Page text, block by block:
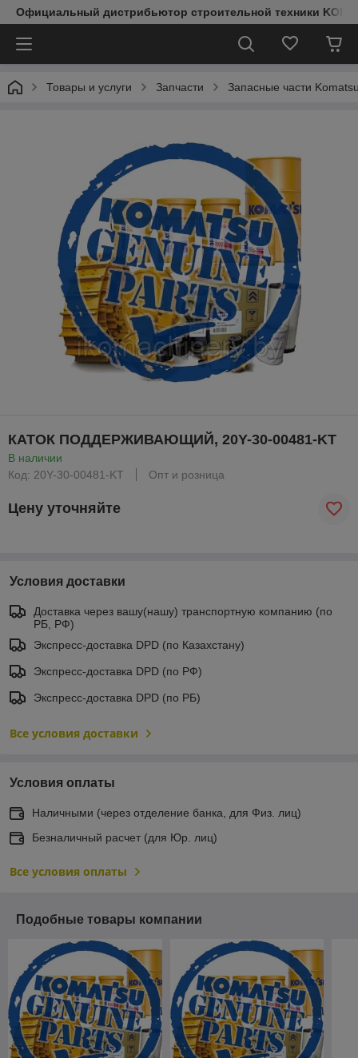
Официальный дистрибьютор строительной техники
Товары и услуги Запчасти Запасные части
КАТОК ПОДДЕРЖИВАЮЩИЙ, 20Y-30-00481-KT
В наличии
Код: 20Y-30-00481-KT
Опт и розница
Цену уточняйте
Условия доставки
Доставка через вашу(нашу) транспортную компанию (по
РБ, РФ)
Экспресс-доставка DPD (по Казахстану)
Экспресс-доставка DPD (по РФ)
Экспресс-доставка DPD (по РБ)
Все условия доставки
Условия оплаты
Наличными (через отделение банка, для Физ. лиц)
Безналичный расчет (для Юр. лиц)
Все условия оплаты
Подобные товары компании